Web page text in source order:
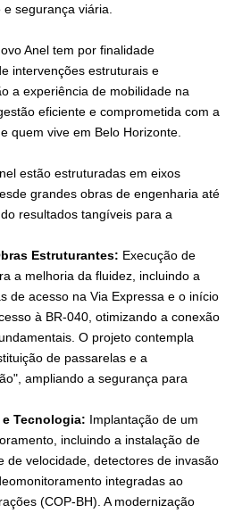
segurança viária.
Anel tem por finalidade
intervenções estruturais e
a experiência de mobilidade na
eficiente e comprometida com a
quem vive em Belo Horizonte.
estão estruturadas em eixos
grandes obras de engenharia até
resultados tangíveis para a
Estruturantes: Execução de
a melhoria da fluidez, incluindo a
de acesso na Via Expressa e o início
à BR-040, otimizando a conexão
O projeto contempla
de passarelas e a
ampliando a segurança para
e Tecnologia: Implantação de um
incluindo a instalação de
de velocidade, detectores de invasão
integradas ao
(COP-BH). A modernização